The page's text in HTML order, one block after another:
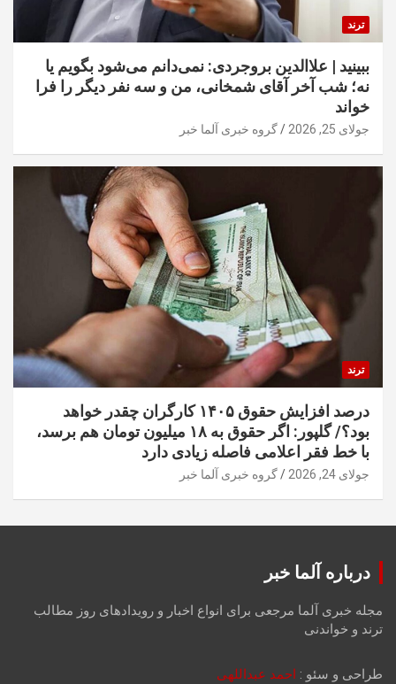
ترند
ببینید | علاالدین بروجردی: نمی‌دانم می‌شود بگویم یا
نه؛ شب آخر آقای شمخانی، من و سه نفر دیگر را فرا
خواند
جولای 25, 2026 گروه خبری آلما خبر
ترند
درصد افزایش حقوق ۱۴۰۵ کارگران چقدر خواهد
بود؟/ گلپور: اگر حقوق به ۱۸ میلیون تومان هم برسد،
با خط فقر اعلامی فاصله زیادی دارد
جولای 24, 2026 گروه خبری آلما خبر
درباره آلما خبر
مجله خبری آلما مرجعی برای انواع اخبار و رویدادهای روز مطالب
ترند و خواندنی
طراحی و سئو : احمد عبداللهی